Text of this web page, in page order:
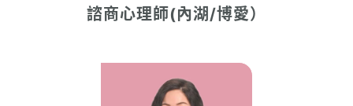
諮商心理師(內湖/博愛）